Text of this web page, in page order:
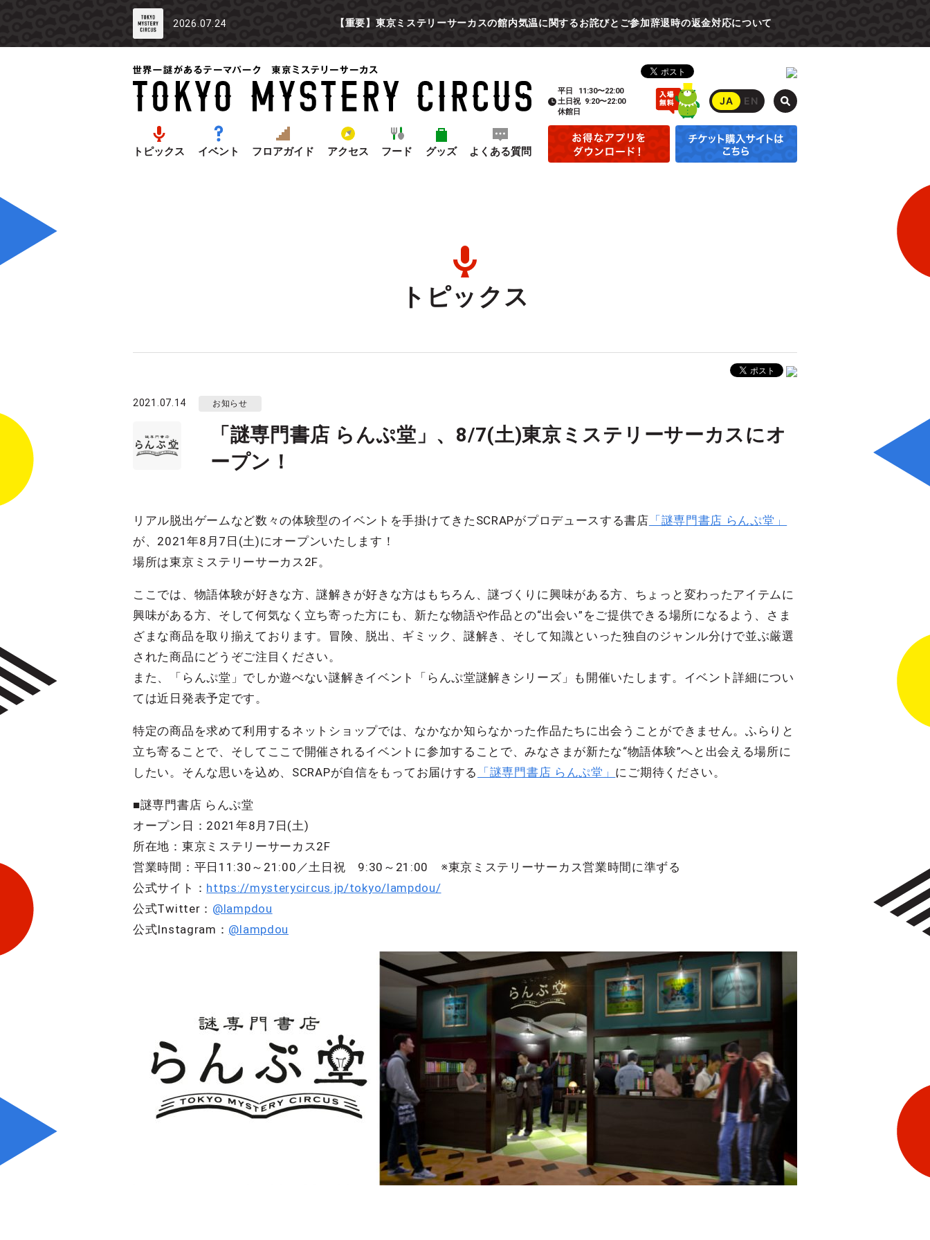
2026.07.24 【重要】東京ミステリーサーカスの館内気温に関するお詫びとご参加辞退時の返金対応について
トピックス イベント フロアガイド アクセス フード グッズ よくある質問
平日
11:30〜22:00
土日祝 9:20〜22:00
休館日
JA EN
トピックス
2021.07.14 お知らせ
「謎専門書店 らんぷ堂」、8/7(土)東京ミステリーサーカスにオ
ープン！
リアル脱出ゲームなど数々の体験型のイベントを手掛けてきたSCRAPがプロデュースする書店 「謎専門書店 らんぷ堂」
が、2021年8月7日(土)にオープンいたします！
場所は東京ミステリーサーカス2F。
ここでは、物語体験が好きな方、謎解きが好きな方はもちろん、謎づくりに興味がある方、ちょっと変わったアイテムに
興味がある方、そして何気なく立ち寄った方にも、新たな物語や作品との“出会い”をご提供できる場所になるよう、さま
ざまな商品を取り揃えております。冒険、脱出、ギミック、謎解き、そして知識といった独自のジャンル分けで並ぶ厳選
された商品にどうぞご注目ください。
また、「らんぷ堂」でしか遊べない謎解きイベント「らんぷ堂謎解きシリーズ」も開催いたします。イベント詳細につい
ては近日発表予定です。
特定の商品を求めて利用するネットショップでは、なかなか知らなかった作品たちに出会うことができません。ふらりと
立ち寄ることで、そしてここで開催されるイベントに参加することで、みなさまが新たな“物語体験”へと出会える場所に
したい。そんな思いを込め、SCRAPが自信をもってお届けする
「謎専門書店 らんぷ堂」 にご期待ください。
■謎専門書店 らんぷ堂
オープン日：2021年8月7日(土)
所在地：東京ミステリーサーカス2F
営業時間：平日11:30～21:00／土日祝 9:30～21:00 ※東京ミステリーサーカス営業時間に準ずる
公式サイト： https://mysterycircus.jp/tokyo/lampdou/
公式Twitter： @lampdou
公式Instagram： @lampdou